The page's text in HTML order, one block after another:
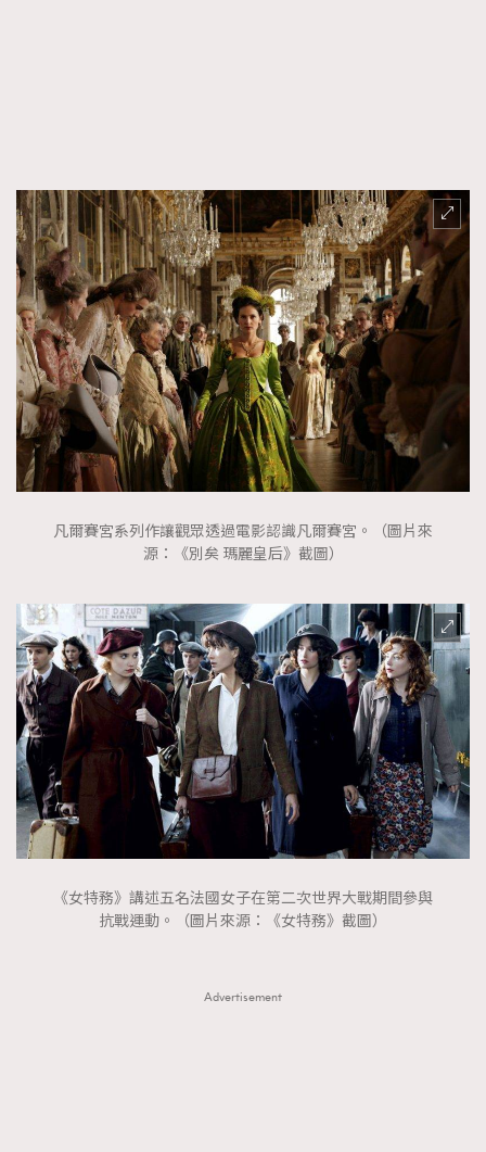
凡爾賽宮系列作讓觀眾透過電影認識凡爾賽宮。（圖片來
源：《別矣 瑪麗皇后》截圖）
《女特務》講述五名法國女子在第二次世界大戰期間參與
抗戰運動。（圖片來源：《女特務》截圖）
Advertisement